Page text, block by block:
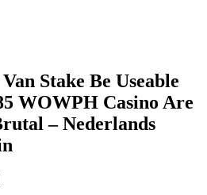
Stake Be Useable
WOWPH Casino Are
– Nederlands